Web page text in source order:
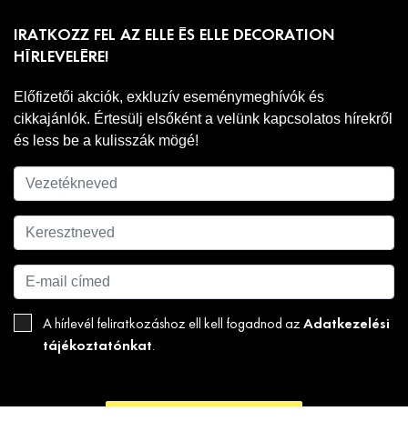
IRATKOZZ FEL AZ ELLE ÉS ELLE DECORATION
HÍRLEVELÉRE!
Előfizetői akciók, exkluzív eseménymeghívók és
cikkajánlók. Értesülj elsőként a velünk kapcsolatos hírekről
és less be a kulisszák mögé!
A hírlevél feliratkozáshoz ell kell fogadnod az Adatkezelési
tájékoztatónkat.